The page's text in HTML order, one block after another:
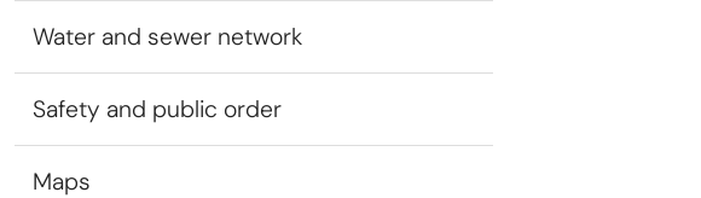
Water and sewer network
Safety and public order
Maps